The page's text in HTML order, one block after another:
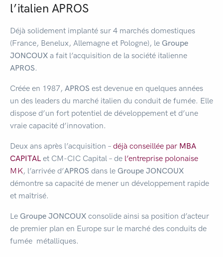
l’italien APROS
Déjà solidement implanté sur 4 marchés domestiques
(France, Benelux, Allemagne et Pologne), le Groupe
JONCOUX a fait l’acquisition de la société italienne
APROS.
Créée en 1987, APROS est devenue en quelques années
un des leaders du marché italien du conduit de fumée. Elle
dispose d’un fort potentiel de développement et d’une
vraie capacité d’innovation.
Deux ans après l’acquisition – déjà conseillée par MBA
CAPITAL et CM-CIC Capital – de l’entreprise polonaise
MK, l’arrivée d’APROS dans le Groupe JONCOUX
démontre sa capacité de mener un développement rapide
et maîtrisé.
Le Groupe JONCOUX consolide ainsi sa position d’acteur
de premier plan en Europe sur le marché des conduits de
fumée métalliques.